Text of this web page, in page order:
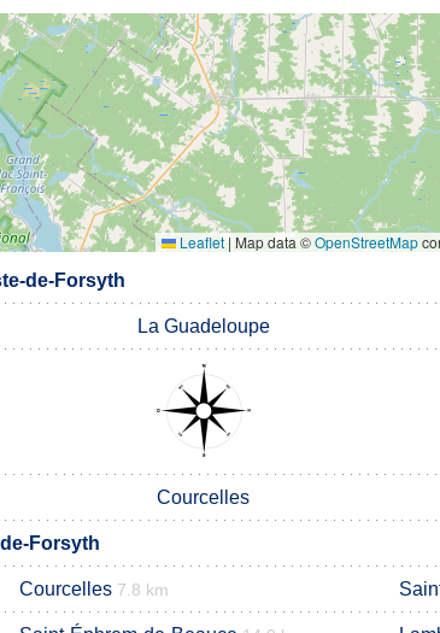
Leaflet | Map data ©OpenStreetMap
de-Forsyth
La Guadeloupe
Courcelles
Forsyth
Courcelles 7.8 km